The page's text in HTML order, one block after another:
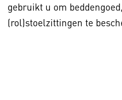
gebruikt u om
(rol)stoelzittingen te